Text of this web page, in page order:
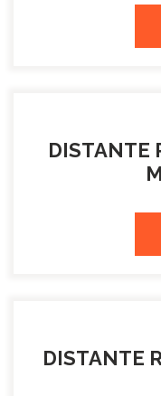
DISTANTE
DISTANTE